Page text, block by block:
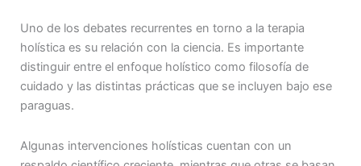
Uno de los debates recurrentes en torno a la terapia
holística es su relación con la ciencia. Es importante
distinguir entre el enfoque holístico como filosofía de
cuidado y las distintas prácticas que se incluyen bajo ese
paraguas.
Algunas intervenciones holísticas cuentan con un